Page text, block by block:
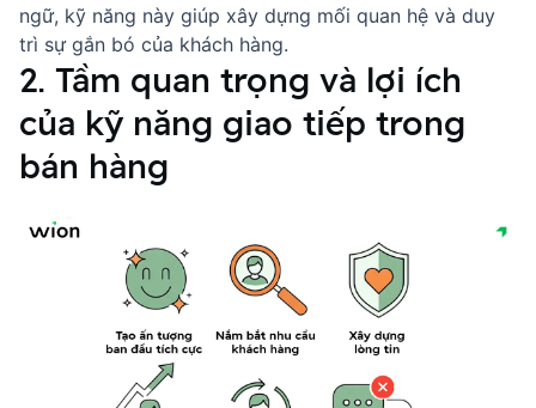
ngữ, kỹ năng này giúp xây dựng mối quan hệ và duy
trì sự gắn bó của khách hàng.
2. Tầm quan trọng và lợi ích
của kỹ năng giao tiếp trong
bán hàng